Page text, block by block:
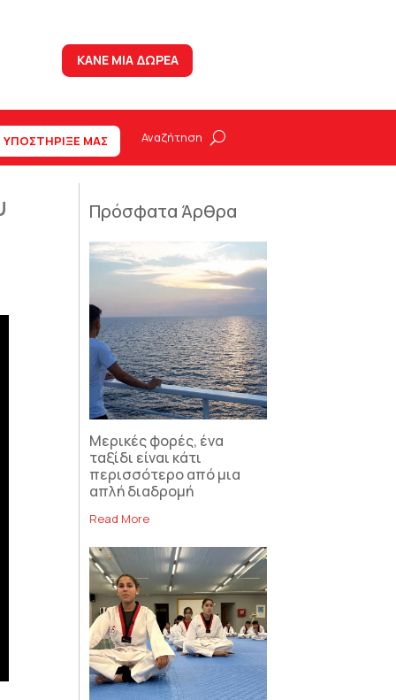
ΚΑΝΕ ΜΙΑ ΔΩΡΕΑ
ΥΠΟΣΤΗΡΙΞΕ ΜΑΣ
Πρόσφατα Άρθρα
Μερικές φορές, ένα
ταξίδι είναι κάτι
περισσότερο από μια
απλή διαδρομή
Read More